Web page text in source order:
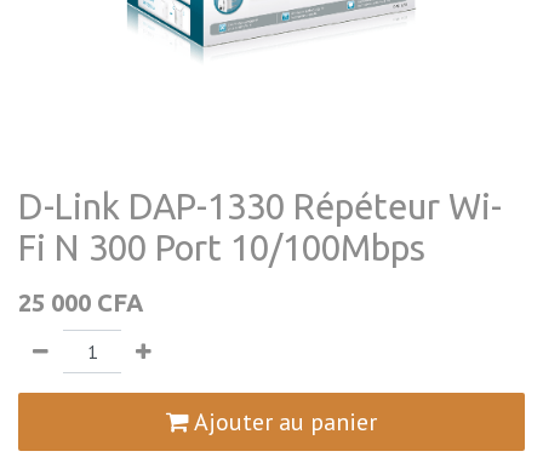
D-Link DAP-1330 Répéteur Wi-
Fi N 300 Port 10/100Mbps
25 000 CFA
Ajouter au panier